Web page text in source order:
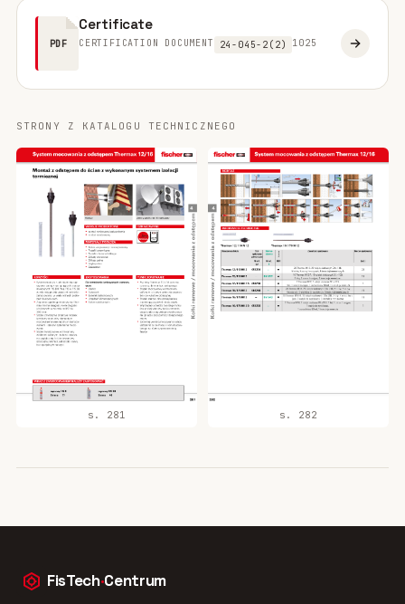
PDF
Certificate
CERTIFICATION DOCUMENT 24-045-2(2) 1025
STRONY Z KATALOGU TECHNICZNEGO
s. 281 s. 282
FisTech·Centrum